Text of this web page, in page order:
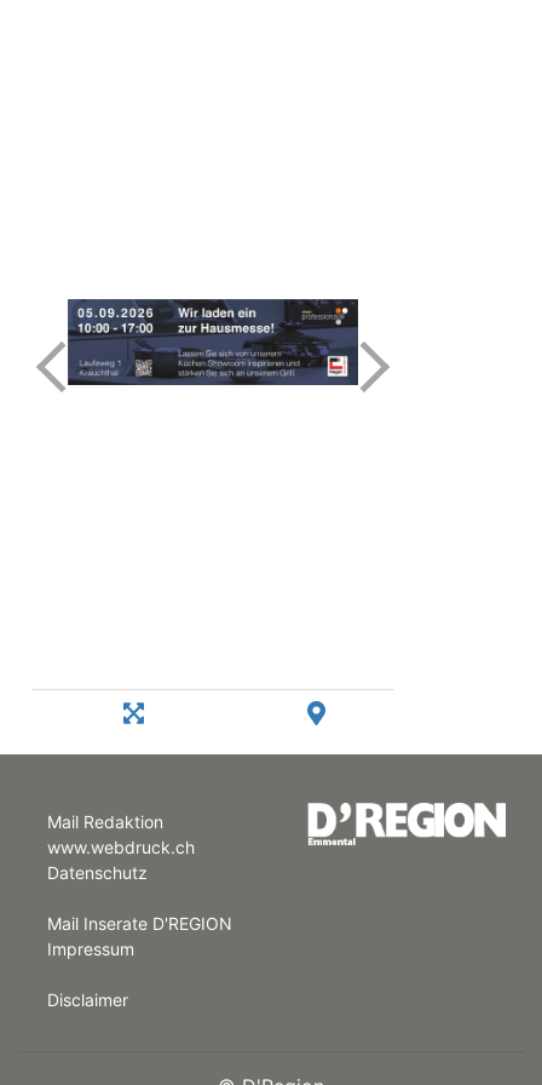
Mail Redaktion
www.webdruck.ch
Datenschutz
Mail Inserate D'REGION
Impressum
Disclaimer